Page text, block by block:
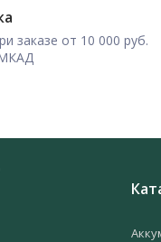
заказе от 10 000 руб.